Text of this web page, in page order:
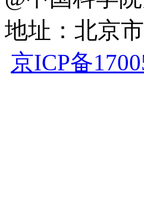
地址：北京
京ICP备